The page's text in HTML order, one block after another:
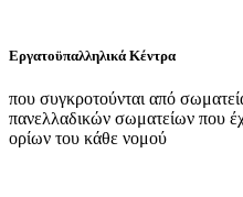
Εργατοϋπαλληλικά Κέντρα
που συγκροτούνται από
πανελλαδικών σωματείων που
ορίων του κάθε νομού